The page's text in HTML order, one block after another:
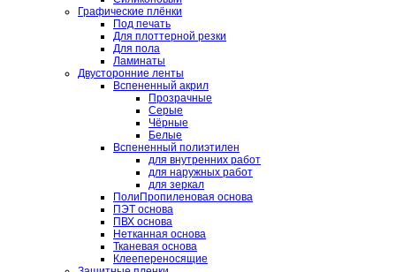
Графические плёнки
Под печать
Для плоттерной резки
Для пола
Ламинаты
Двусторонние ленты
Вспененный акрил
Прозрачные
Серые
Чёрные
Белые
Вспененный полиэтилен
для внутренних работ
для наружных работ
для зеркал
ПолиПропиленовая основа
ПЭТ основа
ПВХ основа
Нетканная основа
Тканевая основа
Клеепереносящие